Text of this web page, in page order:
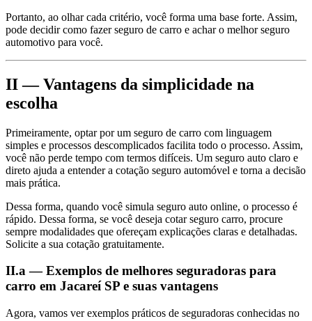
Portanto, ao olhar cada critério, você forma uma base forte. Assim,
pode decidir como fazer seguro de carro e achar o melhor seguro
automotivo para você.
II — Vantagens da simplicidade na
escolha
Primeiramente, optar por um seguro de carro com linguagem
simples e processos descomplicados facilita todo o processo. Assim,
você não perde tempo com termos difíceis. Um seguro auto claro e
direto ajuda a entender a cotação seguro automóvel e torna a decisão
mais prática.
Dessa forma, quando você simula seguro auto online, o processo é
rápido. Dessa forma, se você deseja cotar seguro carro, procure
sempre modalidades que ofereçam explicações claras e detalhadas.
Solicite a sua cotação gratuitamente.
II.a — Exemplos de melhores seguradoras para
carro em Jacareí SP e suas vantagens
Agora, vamos ver exemplos práticos de seguradoras conhecidas no